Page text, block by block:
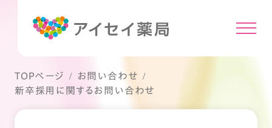
TOPページ
お問い合わせ
新卒採用に関するお問い合わせ